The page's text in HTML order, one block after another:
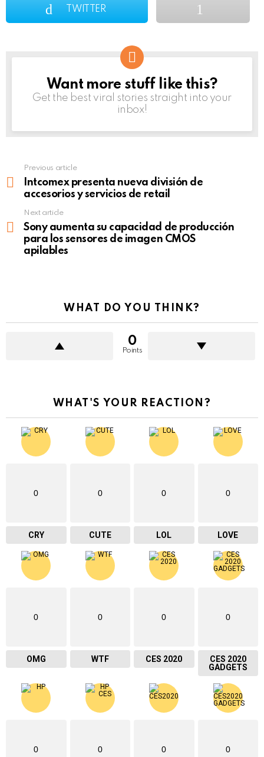
TWITTER
NEWSLETTER
Want more stuff like this?
Get the best viral stories straight into your
inbox!
more
Previous article
Intcomex presenta nueva división de
accesorios y servicios de retail
Next article
Sony aumenta su capacidad de producción
para los sensores de imagen CMOS
apilables
WHAT DO YOU THINK?
0
Points
WHAT'S YOUR REACTION?
0
CRY
0
CUTE
0
LOL
0
LOVE
0
OMG
0
WTF
0
CES 2020
0
CES 2020
GADGETS
0 0 0 0